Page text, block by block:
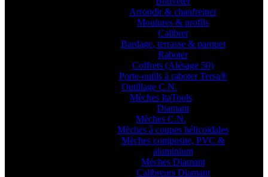
Arrondir & chanfreiner
Moulures & profils
Calibrer
Bardage, terrasse & parquet
Raboter
Coffrets (Alésage 50)
Porte-outils à raboter Tersa®
Outillage C.N.
Mèches ItaTools
Diamant
Mèches C.N.
Mèches à coupes hélicoïdales
Mèches composite, PVC &
aluminium
Mèches Diamant
Calibreurs Diamant